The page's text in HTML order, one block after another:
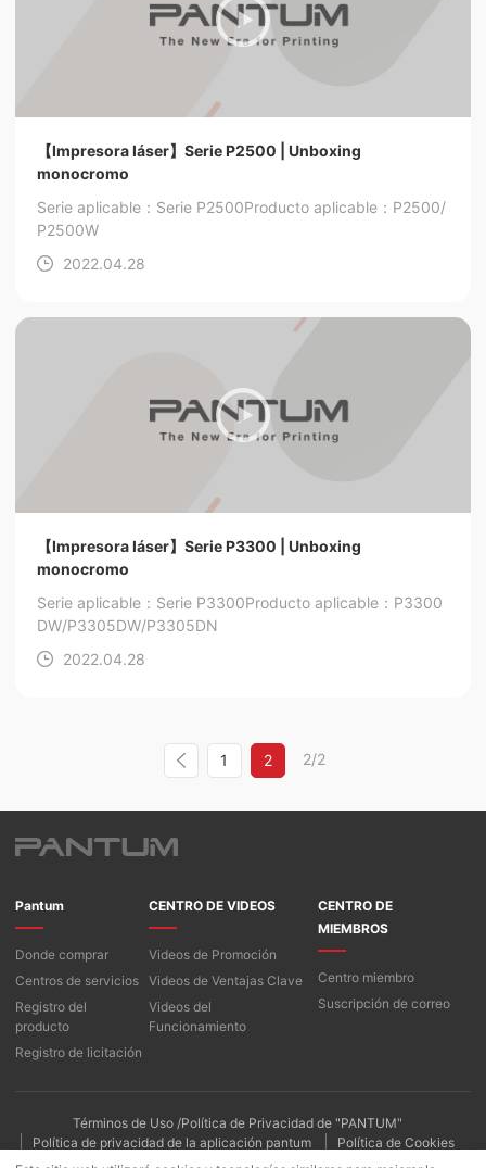
【Impresora láser】Serie P2500 | Unboxing
monocromo
Serie aplicable：Serie P2500Producto aplicable：P2500/
P2500W
2022.04.28
【Impresora láser】Serie P3300 | Unboxing
monocromo
Serie aplicable：Serie P3300Producto aplicable：P3300
DW/P3305DW/P3305DN
2022.04.28
1 2 2/2
Pantum
Donde comprar
Centros de servicios
Registro del
producto
Registro de licitación
CENTRO DE VIDEOS
Videos de Promoción
Videos de Ventajas Clave
Videos del
Funcionamiento
CENTRO DE
MIEMBROS
Centro miembro
Suscripción de correo
Términos de Uso /Política de Privacidad de "PANTUM"
Política de privacidad de la aplicación pantum
Política de Cookies